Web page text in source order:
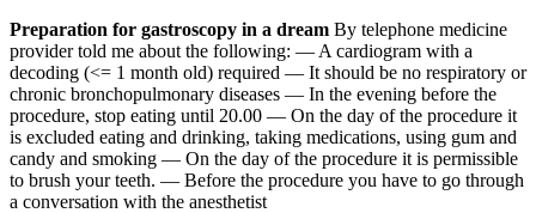
Preparation for gastroscopy in a dream By telephone medicine
provider told me about the following: — A cardiogram with a
decoding (<= 1 month old) required — It should be no respiratory or
chronic bronchopulmonary diseases — In the evening before the
procedure, stop eating until 20.00 — On the day of the procedure it
is excluded eating and drinking, taking medications, using gum and
candy and smoking — On the day of the procedure it is permissible
to brush your teeth. — Before the procedure you have to go through
a conversation with the anesthetist